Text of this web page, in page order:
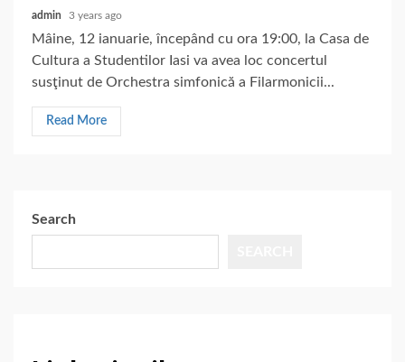
admin 3 years ago
Mâine, 12 ianuarie, începând cu ora 19:00, la Casa de
Cultura a Studentilor Iasi va avea loc concertul
susţinut de Orchestra simfonică a Filarmonicii...
Read More
Search